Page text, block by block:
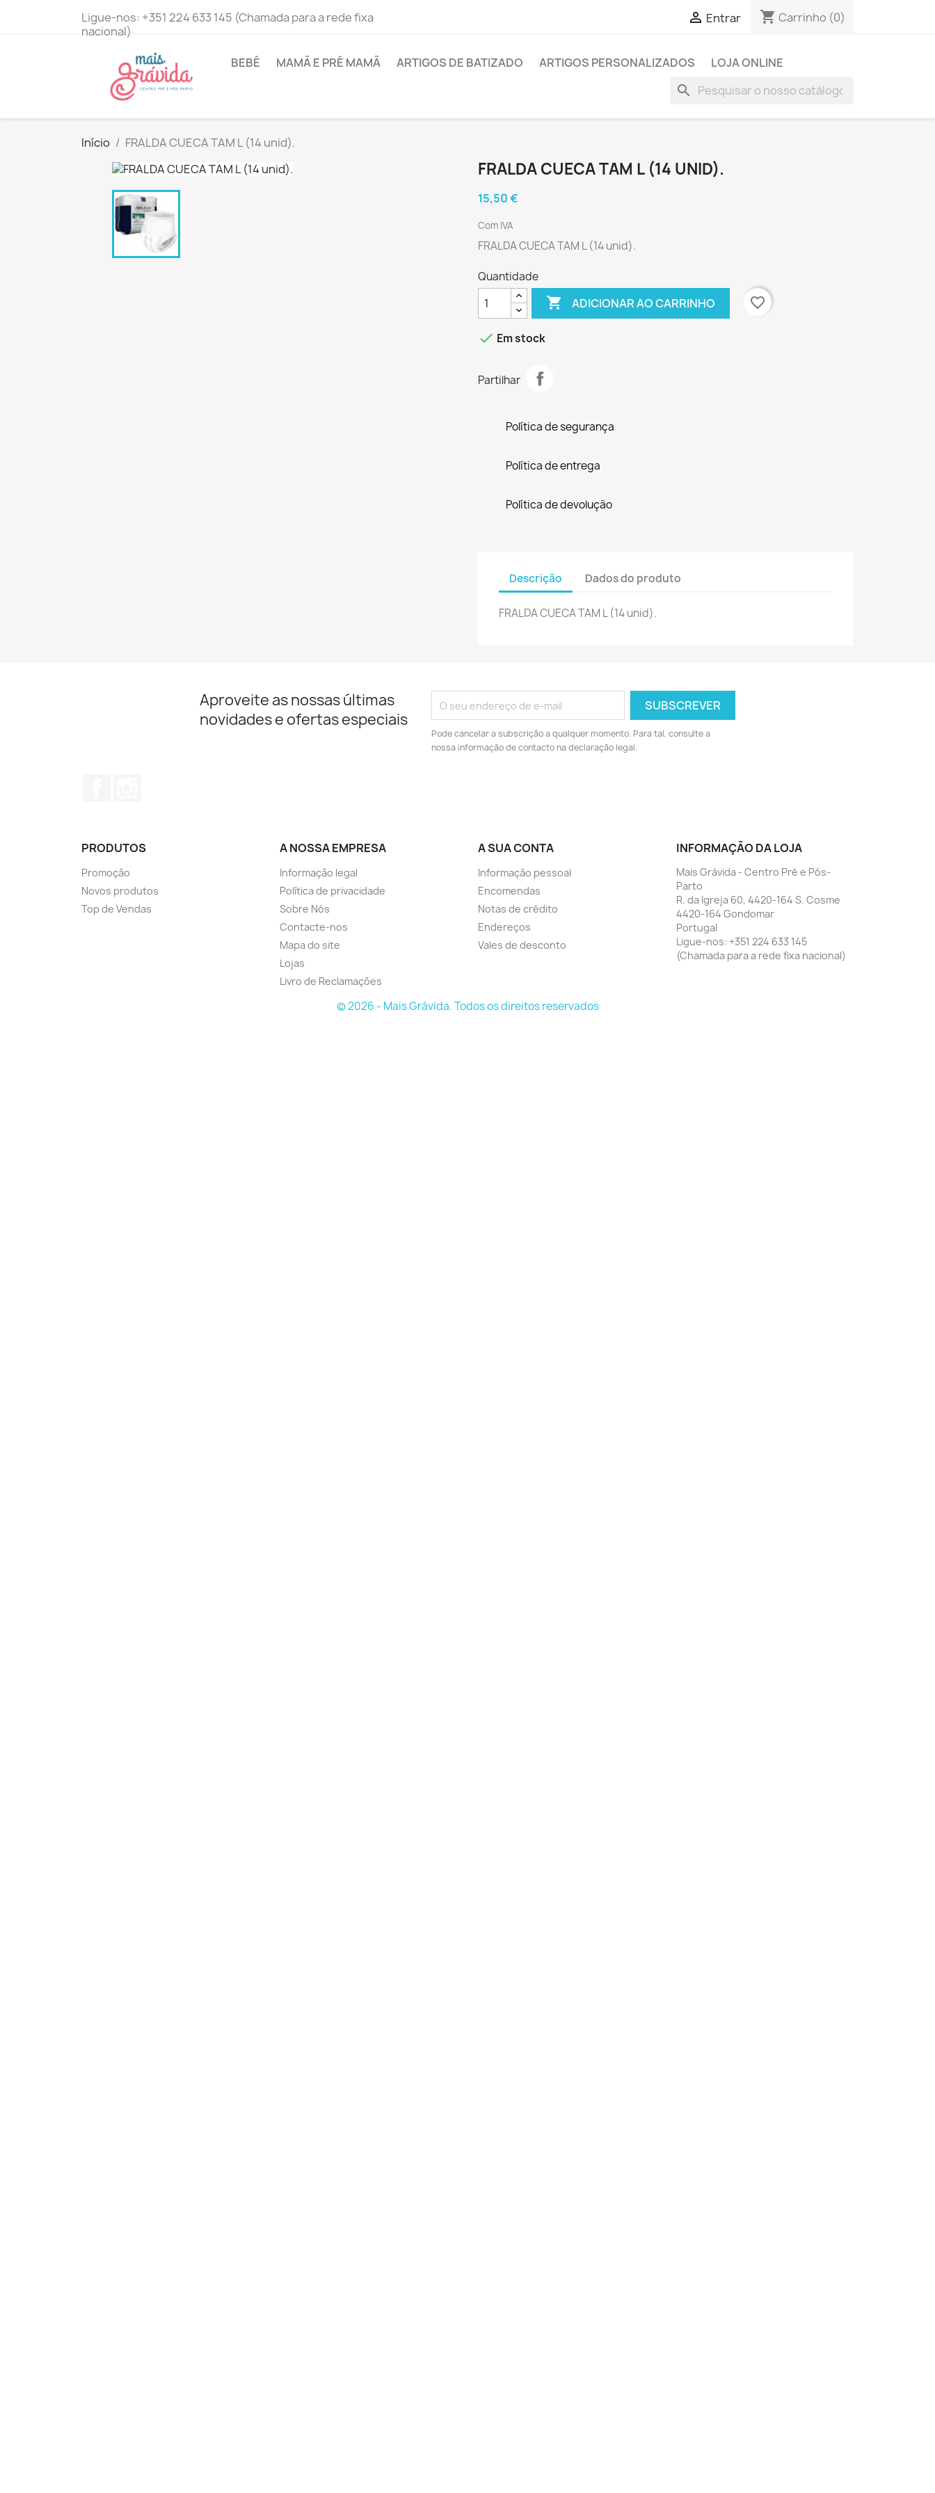
Ligue-nos: +351 224 633 145 (Chamada para a rede fixa
nacional)
 Entrar shopping_cart Carrinho (0)
BEBÉ MAMÃ E PRÉ MAMÃ ARTIGOS DE BATIZADO ARTIGOS PERSONALIZADOS LOJA ONLINE
search
Início FRALDA CUECA TAM L (14 unid).
FRALDA CUECA TAM L (14 UNID).
15,50 €
Com IVA
FRALDA CUECA TAM L (14 unid).
Quantidade
 ADICIONAR AO CARRINHO favorite_border
 Em stock
Partilhar
Política de segurança
Política de entrega
Política de devolução
Descrição Dados do produto
FRALDA CUECA TAM L (14 unid).
Aproveite as nossas últimas
novidades e ofertas especiais
Pode cancelar a subscrição a qualquer momento. Para tal, consulte a
nossa informação de contacto na declaração legal.
PRODUTOS
Promoção
Novos produtos
Top de Vendas
A NOSSA EMPRESA
Informação legal
Política de privacidade
Sobre Nós
Contacte-nos
Mapa do site
Lojas
Livro de Reclamações
A SUA CONTA
Informação pessoal
Encomendas
Notas de crédito
Endereços
Vales de desconto
INFORMAÇÃO DA LOJA
Mais Grávida - Centro Pré e Pós-
Parto
R. da Igreja 60, 4420-164 S. Cosme
4420-164 Gondomar
Portugal
Ligue-nos: +351 224 633 145
(Chamada para a rede fixa nacional)
© 2026 - Mais Grávida. Todos os direitos reservados